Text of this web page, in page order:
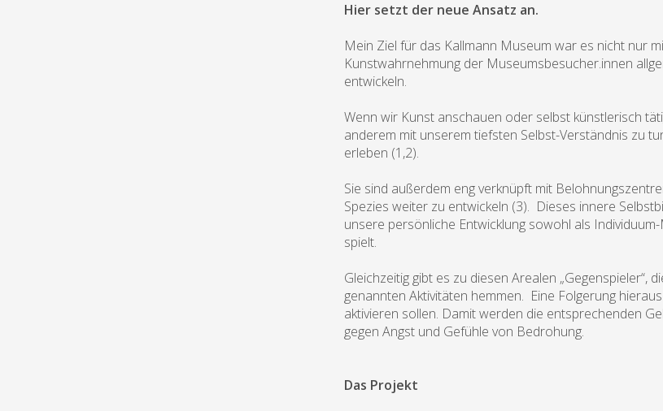
Hier setzt der neue Ansatz an.
Mein Ziel für das Kallmann Museum war es nicht nur
Kunstwahrnehmung der Museumsbesucher.innen
entwickeln.
Wenn wir Kunst anschauen oder selbst künstlerisch
anderem mit unserem tiefsten Selbst-Verständnis zu
erleben (1,2).
Sie sind außerdem eng verknüpft mit
Spezies weiter zu entwickeln (3). Dieses innere
unsere persönliche Entwicklung sowohl als
spielt.
Gleichzeitig gibt es zu diesen Arealen
genannten Aktivitäten hemmen. Eine Folgerung
aktivieren sollen. Damit werden die entsprechenden
gegen Angst und Gefühle von Bedrohung.
Das Projekt